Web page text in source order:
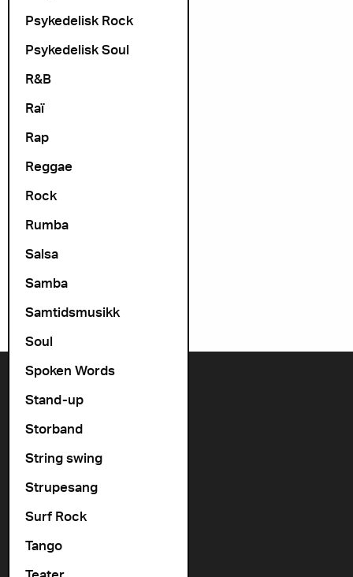
Psykedelisk Rock
Psykedelisk Soul
R&B
Raï
Rap
Reggae
Rock
Rumba
Salsa
Samba
Samtidsmusikk
Soul
Spoken Words
Stand-up
Storband
String swing
Strupesang
Surf Rock
Tango
+47 22 11 33 08
Vogts gate 64, 0477 Oslo
info@cosmopolite.no
Gå til vår spilleliste